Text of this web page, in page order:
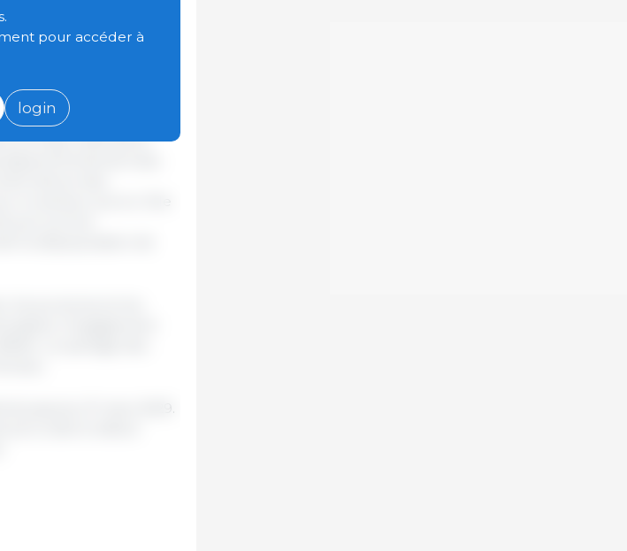
des porcs vivants en
Canada ou aux États-
détection du virus sur
en raison des
et des restrictions
fortement des
des
le secteur porcin. Elle
porcs et les
la dépopulation de
provinces et les
l’engagement
un partage des
jusqu’au 31 mars 2029.
porcs dès le début
pour accéder à
login